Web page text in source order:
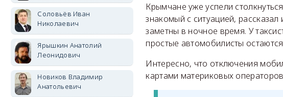
Крымчане уже успели
знакомый с ситуацией,
заметны в ночное время. У
простые автомобилисты
Интересно, что отключения
картами материковых
Соловьёв Иван
Николаевич
Ярышкин Анатолий
Леонидович
Новиков Владимир
Анатольевич